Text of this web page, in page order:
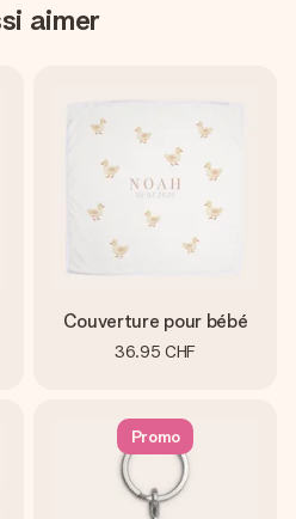
aimer
Couverture pour bébé
36.95 CHF
Promo